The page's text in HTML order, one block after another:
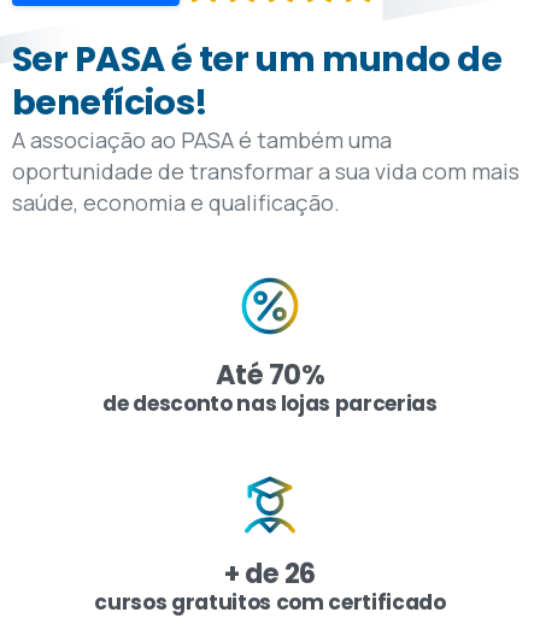
Ser PASA é ter um mundo de
benefícios!
A associação ao PASA é também uma
oportunidade de transformar a sua vida com mais
saúde, economia e qualificação.
Até70%
de desconto nas lojas parcerias
+ de26
cursos gratuitos com certificado